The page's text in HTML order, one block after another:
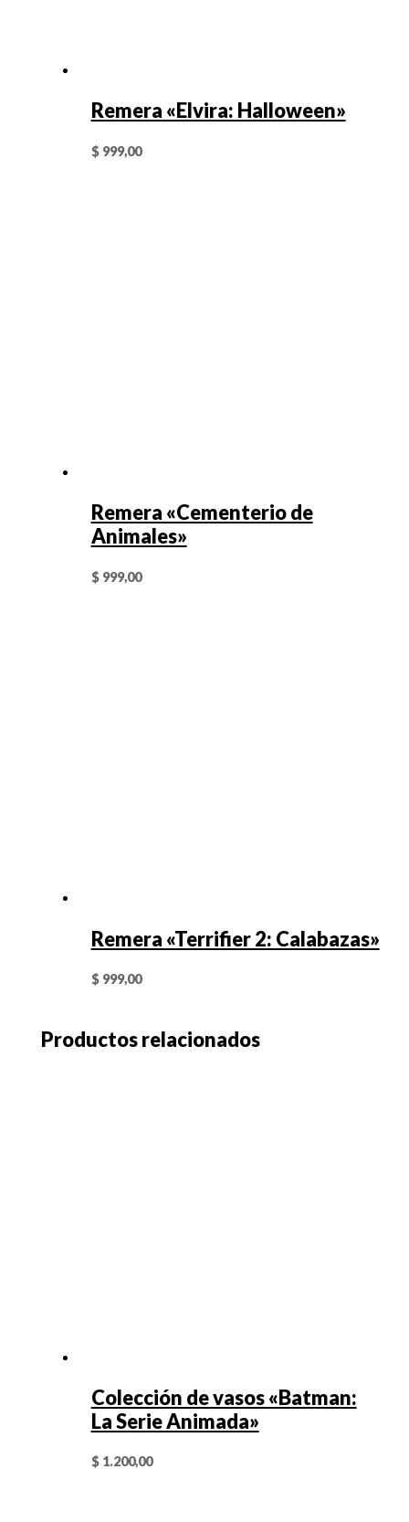
Remera «Elvira: Halloween»
$999,00
Remera «Cementerio de
Animales»
$999,00
Remera «Terrifier 2: Calabazas»
$999,00
Productos relacionados
Colección de vasos «Batman:
La Serie Animada»
$1.200,00